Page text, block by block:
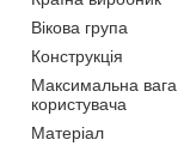
Вікова група
Конструкція
Максимальна вага
користувача
Матеріал